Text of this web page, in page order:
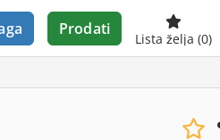
Prodati
Lista želja (0)